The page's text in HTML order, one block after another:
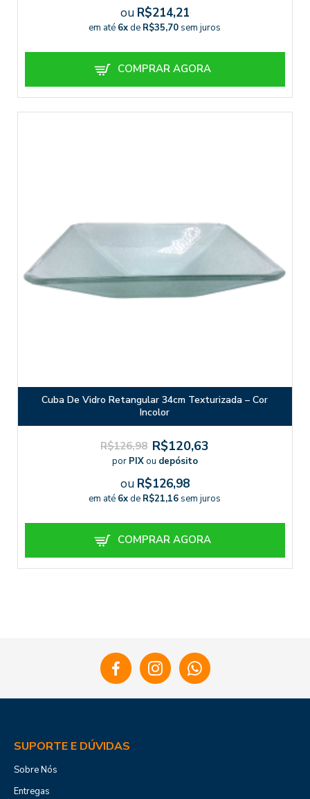
ou R$214,21
em até 6xde R$35,70 sem juros
COMPRAR AGORA
Cuba De Vidro Retangular 34cm Texturizada – Cor
Incolor
R$126,98 R$120,63
por PIXou depósito
ou R$126,98
em até 6xde R$21,16 sem juros
COMPRAR AGORA
SUPORTE E DÚVIDAS
Sobre Nós
Entregas